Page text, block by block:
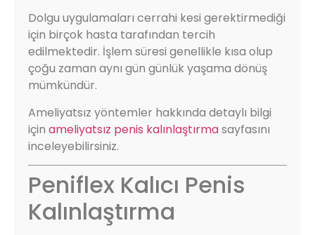
Dolgu uygulamaları cerrahi kesi gerektirmediği
için birçok hasta tarafından tercih
edilmektedir. İşlem süresi genellikle kısa olup
çoğu zaman aynı gün günlük yaşama dönüş
mümkündür.
Ameliyatsız yöntemler hakkında detaylı bilgi
için ameliyatsız penis kalınlaştırmasayfasını
inceleyebilirsiniz.
Peniflex Kalıcı Penis
Kalınlaştırma